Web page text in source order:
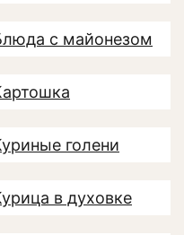
с майонезом
голени
в духовке